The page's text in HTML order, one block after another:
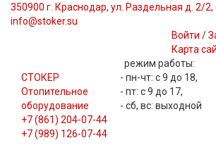
350900 г. Краснодар, ул. Раздельная д. 2/
info@stoker.su
Войти /
Карта
СТОКЕР
Отопительное
оборудование
режим работы:
- пн-чт: с 9 до 18,
- пт: с 9 до 17,
- сб, вс: выходной
+7 (861) 204-07-44
+7 (989) 126-07-44